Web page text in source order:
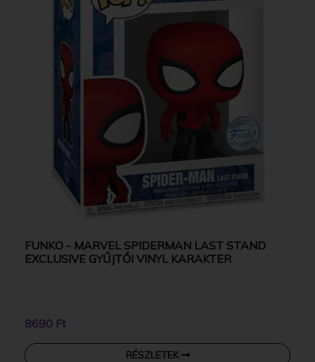
FUNKO - MARVEL SPIDERMAN LAST STAND
EXCLUSIVE GYŰJTŐI VINYL KARAKTER
8690 Ft
RÉSZLETEK